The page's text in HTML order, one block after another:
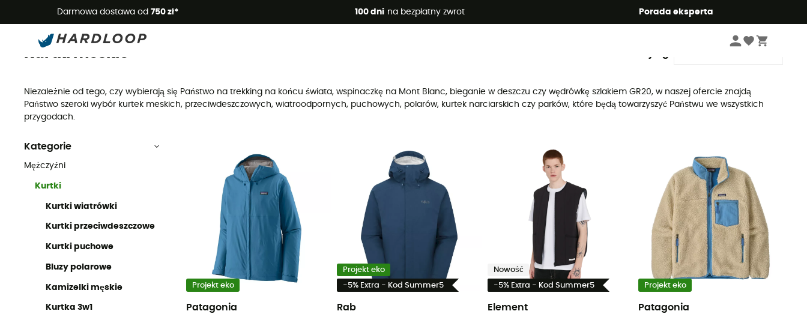
Darmowa dostawa od 750 zł* 100 dni na bezpłatny zwrot Porada eksperta
Letnie promocje 🔥 -5% DODATKOWO przy zakupie 2 produktów*, kod Summer5
Mężczyźni Kurtki meskie
Kurtki meskie
Niezależnie od tego, czy wybierają się Państwo na trekking na końcu świata, wspinaczkę na Mont Blanc, bieganie w deszczu czy wędrówkę szlakiem GR20, w naszej ofercie znajdą
Państwo szeroki wybór kurtek meskich, przeciwdeszczowych, wiatroodpornych, puchowych, polarów, kurtek narciarskich czy parków, które będą towarzyszyć Państwu we wszystkich
przygodach.
Kategorie
Mężczyźni
Kurtki
Kurtki wiatrówki
Kurtki przeciwdeszczowe
Kurtki puchowe
Bluzy polarowe
Kamizelki męskie
Kurtka 3w1
Projekt eko
Patagonia
Projekt eko
-5% Extra - Kod Summer5
Rab
Nowość
-5% Extra - Kod Summer5
Element
Projekt eko
Patagonia